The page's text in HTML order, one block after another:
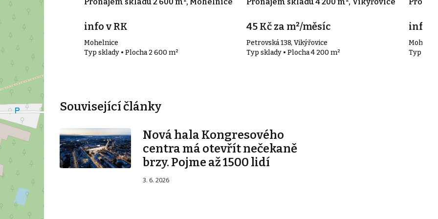
m²
info v RK
Mohelnice
Typ sklady • Plocha 2 600 m²
45 Kč za m²/měsíc
Petrovská 138, Vikýřovice
Typ sklady • Plocha 4 200 m²
info v
Typ
Související články
Nová hala Kongresového
centra má otevřít nečekaně
brzy. Pojme až 1500 lidí
3. 6. 2026